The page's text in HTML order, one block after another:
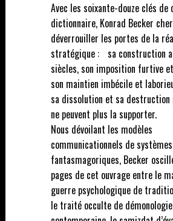
Avec les soixante-douze clés de
dictionnaire, Konrad Becker
déverrouiller les portes de la
stratégique : sa construction
siècles, son imposition furtive
son maintien imbécile et
sa dissolution et sa destruction
ne peuvent plus la supporter.
Nous dévoilant les modèles
communicationnels de systèmes
fantasmagoriques, Becker
pages de cet ouvrage entre le
guerre psychologique de
le traité occulte de démonologie